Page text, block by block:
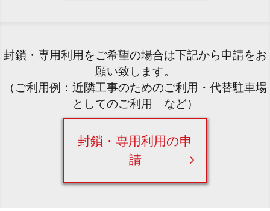
封鎖・専用利用をご希望の場合は下記から申請をお
願い致します。
（ご利用例：近隣工事のためのご利用・代替駐車場
としてのご利用 など）
封鎖・専用利用の申
請